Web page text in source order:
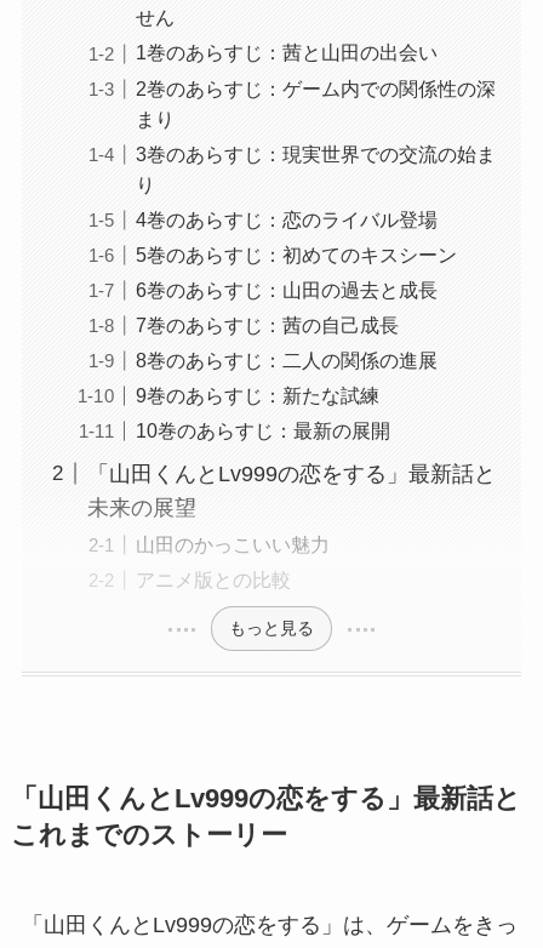
せん
1巻のあらすじ：茜と山田の出会い
2巻のあらすじ：ゲーム内での関係性の深
まり
3巻のあらすじ：現実世界での交流の始ま
り
4巻のあらすじ：恋のライバル登場
5巻のあらすじ：初めてのキスシーン
6巻のあらすじ：山田の過去と成長
7巻のあらすじ：茜の自己成長
8巻のあらすじ：二人の関係の進展
9巻のあらすじ：新たな試練
10巻のあらすじ：最新の展開
「山田くんとLv999の恋をする」最新話と
未来の展望
山田のかっこいい魅力
アニメ版との比較
もっと見る
「山田くんとLv999の恋をする」最新話と
これまでのストーリー
「山田くんとLv999の恋をする」は、ゲームをきっ